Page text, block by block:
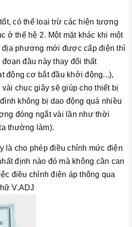
có thể loại trừ các hiện tượng
ở thế hệ 2. Một mặt khác khi một
địa phương mới được cấp điện thì
đầu này thay đổi thất
động cơ bắt đầu khởi động...),
chục giây sẽ giúp cho thiết bị
không bị dao động quá nhiều
đóng ngắt vài lần như thời
thường làm).
là cho phép điều chỉnh mức điện
định nào đó mà không cần can
điều chỉnh điện áp thông qua
V.ADJ